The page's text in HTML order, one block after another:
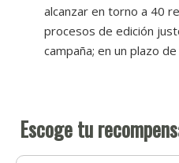
alcanzar en torno a 40
procesos de edición
campaña; en un plazo
Escoge tu